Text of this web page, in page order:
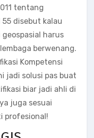
tentang
55 disebut kalau
harus
berwenang.
Kompetensi
jadi solusi pas buat
biar jadi ahli di
juga sesuai
profesional!